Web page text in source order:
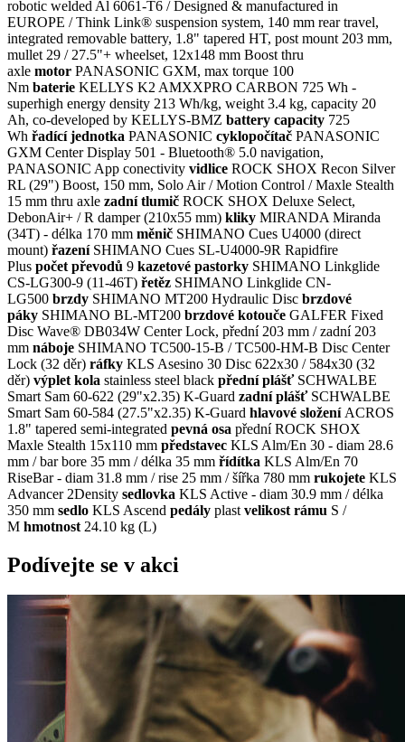
robotic welded Al 6061-T6 / Designed & manufactured in
EUROPE / Think Link® suspension system, 140 mm rear travel,
integrated removable battery, 1.8" tapered HT, post mount 203 mm,
mullet 29 / 27.5"+ wheelset, 12x148 mm Boost thru
axle motor PANASONIC GXM, max torque 100
Nm baterie KELLYS K2 AMXXPRO CARBON 725 Wh -
superhigh energy density 213 Wh/kg, weight 3.4 kg, capacity 20
Ah, co-developed by KELLYS-BMZ battery capacity 725
Wh řadící jednotka PANASONIC cyklopočítač PANASONIC
GXM Center Display 501 - Bluetooth® 5.0 navigation,
PANASONIC App conectivity vidlice ROCK SHOX Recon Silver
RL (29") Boost, 150 mm, Solo Air / Motion Control / Maxle Stealth
15 mm thru axle zadní tlumič ROCK SHOX Deluxe Select,
DebonAir+ / R damper (210x55 mm) kliky MIRANDA Miranda
(34T) - délka 170 mm měnič SHIMANO Cues U4000 (direct
mount) řazeníSHIMANO Cues SL-U4000-9R Rapidfire
Plus počet převodů 9 kazetové pastorky SHIMANO Linkglide
CS-LG300-9 (11-46T) řetěz SHIMANO Linkglide CN-
LG500 brzdy SHIMANO MT200 Hydraulic Disc brzdové
páky SHIMANO BL-MT200 brzdové kotouče GALFER Fixed
Disc Wave® DB034W Center Lock, přední 203 mm / zadní 203
mm náboje SHIMANO TC500-15-B / TC500-HM-B Disc Center
Lock (32 děr) ráfky KLS Asesino 30 Disc 622x30 / 584x30 (32
děr) výplet kola stainless steel black přední plášťSCHWALBE
Smart Sam 60-622 (29"x2.35) K-Guard zadní plášťSCHWALBE
Smart Sam 60-584 (27.5"x2.35) K-Guard hlavové složeníACROS
1.8" tapered semi-integrated pevná osa přední ROCK SHOX
Maxle Stealth 15x110 mm představec KLS Alm/En 30 - diam 28.6
mm / bar bore 35 mm / délka 35 mm řídítka KLS Alm/En 70
RiseBar - diam 31.8 mm / rise 25 mm / šířka 780 mm rukojete KLS
Advancer 2Density sedlovka KLS Active - diam 30.9 mm / délka
350 mm sedlo KLS Ascend pedály plast velikost rámu S /
M hmotnost 24.10 kg (L)
Podívejte se v akci